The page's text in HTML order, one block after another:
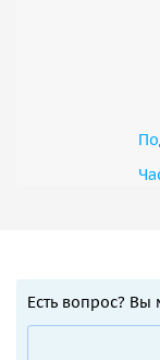
Есть вопрос? Вы